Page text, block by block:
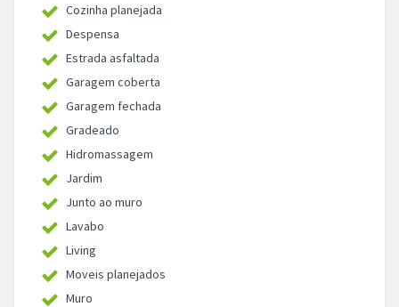
Cozinha planejada
Despensa
Estrada asfaltada
Garagem coberta
Garagem fechada
Gradeado
Hidromassagem
Jardim
Junto ao muro
Lavabo
Living
Moveis planejados
Muro